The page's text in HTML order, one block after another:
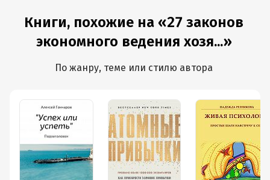
Книги, похожие на «27 законов
экономного ведения хозя...»
По жанру, теме или стилю автора